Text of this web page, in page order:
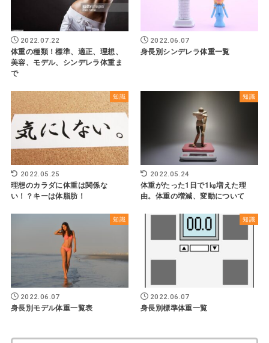
2022.07.22
体重の種類！標準、適正、理想、
美容、モデル、シンデレラ体重ま
で
2022.06.07
身長別シンデレラ体重一覧
知識
2022.05.25
理想のカラダに体重は関係な
い！？キーは体脂肪！
知識
2022.05.24
体重がたった1日で1㎏増えた理
由。体重の増減、変動について
知識
2022.06.07
身長別モデル体重一覧表
知識
2022.06.07
身長別標準体重一覧